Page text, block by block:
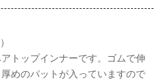
トップインナーです。ゴムで伸
めのパットが入っていますので